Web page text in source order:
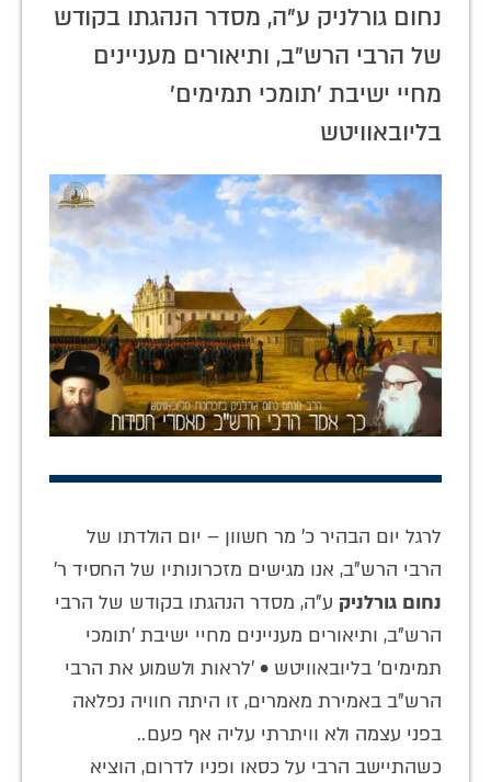
נחום גורלניק ע"ה, מסדר הנהגתו בקודש
של הרבי הרש"ב, ותיאורים מעניינים
מחיי ישיבת 'תומכי תמימים'
בליובאוויטש
לרגל יום הבהיר כ' מר חשוון – יום הולדתו של
הרבי הרש"ב, אנו מגישים מזכרונותיו של החסיד ר'
נחום גורלניק ע"ה, מסדר הנהגתו בקודש של הרבי
הרש"ב, ותיאורים מעניינים מחיי ישיבת 'תומכי
תמימים' בליובאוויטש • 'לראות ולשמוע את הרבי
הרש"ב באמירת מאמרים, זו היתה חוויה נפלאה
בפני עצמה ולא וויתרתי עליה אף פעם..
כשהתיישב הרבי על כסאו ופניו לדרום, הוציא